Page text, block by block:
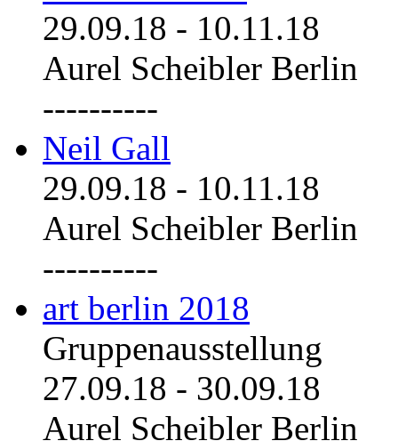
29.09.18 - 10.11.18
Aurel Scheibler Berlin
----------
Neil Gall
29.09.18 - 10.11.18
Aurel Scheibler Berlin
----------
art berlin 2018
Gruppenausstellung
27.09.18 - 30.09.18
Aurel Scheibler Berlin